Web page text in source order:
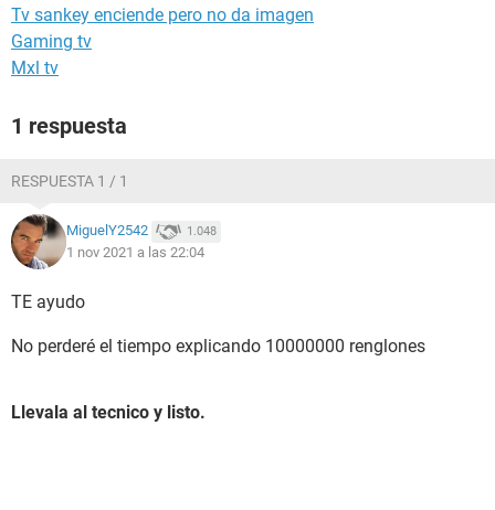
Tv sankey enciende pero no da imagen
Gaming tv
Mxl tv
1 respuesta
RESPUESTA 1 / 1
MiguelY2542 1.048
1 nov 2021 a las 22:04
TE ayudo
No perderé el tiempo explicando 10000000 renglones
Llevala al tecnico y listo.